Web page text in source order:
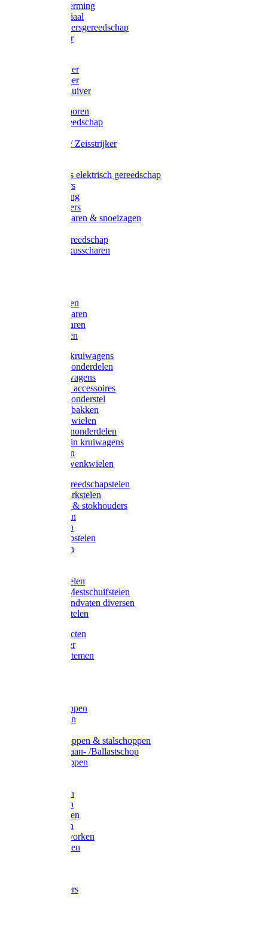
Kniebescherming
Afzetmateriaal
Stratenmakersgereedschap
Straathamer
Mestschuiver
Mestschraper
Sneeuwschuiver
Zeis toebehoren
Baggergereedschap
Wetstenen / Zeisstrijker
Accessoires elektrisch gereedschap
Grasmaaiers
Tuinreiniging
Robotmaaiers
Heggenscharen & snoeizagen
Klussen gereedschap
Gras & buxusscharen
Snoeischaren
Heggenscharen
Takkenscharen
Snoeimessen
Landbouwkruiwagens
Kruiwagenonderdelen
Bouwkruiwagens
Kruiwagen accessoires
Kruiwagenonderstel
Kruiwagenbakken
Kruiwagenwielen
Steekwagenonderdelen
Huis en Tuin kruiwagens
Steekwagen
Bok- en Zwenkwielen
Overige gereedschapstelen
Bezem-/Harkstelen
Handvaten & stokhouders
Hamerstelen
Spadestelen
Graanschopstelen
Schopstelen
Gardena stelen
Sneeuw- /Mestschuifstelen
Stelen / Handvaten diversen
Telescoopstelen
Tuin producten
Fruitplukker
Ophangsystemen
Betonschoppen
Schepbatsen
Ballastschoppen & stalschoppen
Slijtsrip Graan- /Ballastschop
Graanschoppen
Hooivorken
Mestvorken
Bietenvorken
Maisvorken
Aardappelvorken
Vijgenvorken
Tuinkrabbers